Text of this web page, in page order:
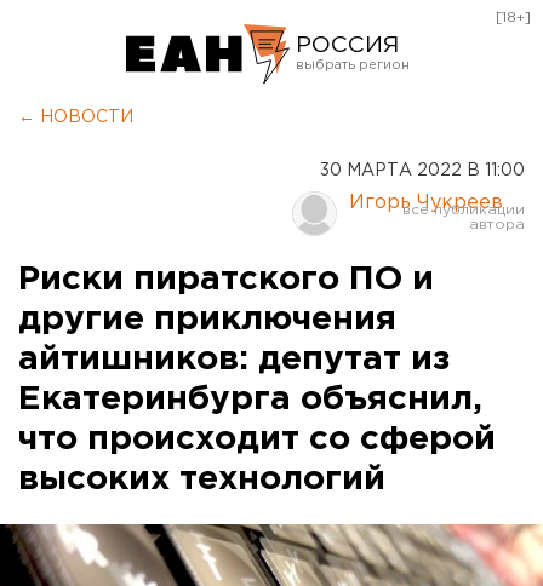
РОССИЯ
Курган
Оренбург
[18+]
← НОВОСТИ
30 МАРТА 2022 В 11:00
Игорь Чукреев
Риски пиратского ПО и
другие приключения
айтишников: депутат из
Екатеринбурга объяснил,
что происходит со сферой
высоких технологий